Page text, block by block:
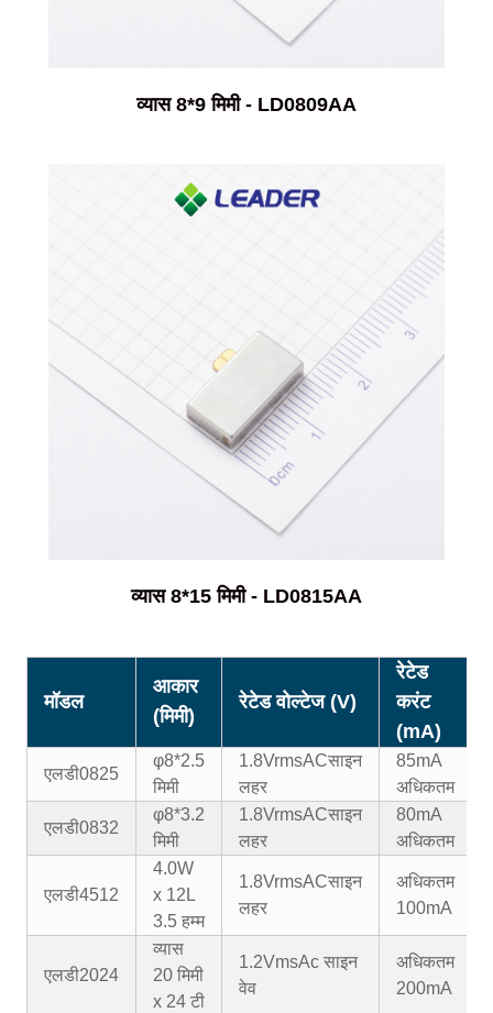
व्यास 8*9 मिमी - LD0809AA
व्यास 8*15 मिमी - LD0815AA
मॉडल
आकार
(मिमी)
रेटेड वोल्टेज (V)
रेटेड
करंट
(mA)
एलडी0825
φ8*2.5
मिमी
1.8VrmsACसाइन
लहर
85mA
अधिकतम
एलडी0832
φ8*3.2
मिमी
1.8VrmsACसाइन
लहर
80mA
अधिकतम
एलडी4512
4.0W
x 12L
3.5 हम्म
1.8VrmsACसाइन
लहर
अधिकतम
100mA
एलडी2024
व्यास
20 मिमी
x 24 टी
1.2VmsAc साइन
वेव
अधिकतम
200mA